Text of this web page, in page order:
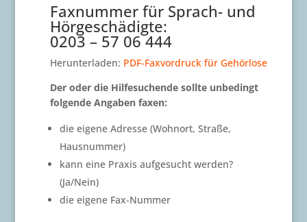
Faxnummer für Sprach- und
Hörgeschädigte:
0203 – 57 06 444
Herunterladen: PDF-Faxvordruck für Gehörlose
Der oder die Hilfesuchende sollte unbedingt
folgende Angaben faxen:
die eigene Adresse (Wohnort, Straße,
Hausnummer)
kann eine Praxis aufgesucht werden?
(Ja/Nein)
die eigene Fax-Nummer